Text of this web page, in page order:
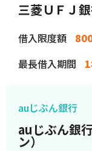
三菱ＵＦＪ
借入限度額
最長借入期間
auじぶん銀行
auじぶん銀
ン）